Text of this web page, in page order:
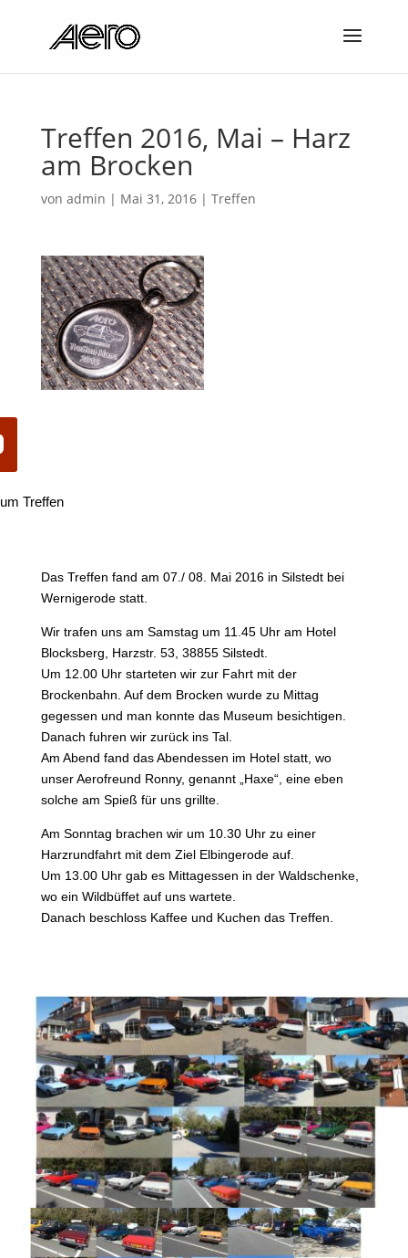
Treffen 2016, Mai – Harz
am Brocken
von admin | Mai 31, 2016| Treffen
Treffen
Das Treffen fand am 07./ 08. Mai 2016 in Silstedt bei
Wernigerode statt.
Wir trafen uns am Samstag um 11.45 Uhr am Hotel
Blocksberg, Harzstr. 53, 38855 Silstedt.
Um 12.00 Uhr starteten wir zur Fahrt mit der
Brockenbahn. Auf dem Brocken wurde zu Mittag
gegessen und man konnte das Museum besichtigen.
Danach fuhren wir zurück ins Tal.
Am Abend fand das Abendessen im Hotel statt, wo
unser Aerofreund Ronny, genannt „Haxe“, eine eben
solche am Spieß für uns grillte.
Am Sonntag brachen wir um 10.30 Uhr zu einer
Harzrundfahrt mit dem Ziel Elbingerode auf.
Um 13.00 Uhr gab es Mittagessen in der Waldschenke,
wo ein Wildbüffet auf uns wartete.
Danach beschloss Kaffee und Kuchen das Treffen.